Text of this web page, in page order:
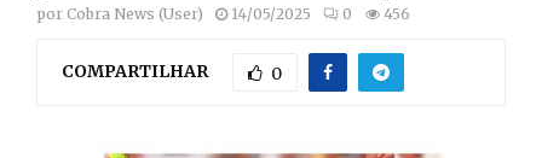
por Cobra News (User) 14/05/2025 0 456
COMPARTILHAR 0